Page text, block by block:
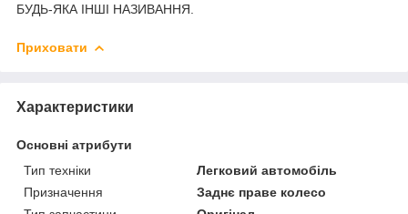
БУДЬ-ЯКА ІНШІ НАЗИВАННЯ.
Приховати
Характеристики
Основні атрибути
Тип техніки
Легковий автомобіль
Призначення
Заднє праве колесо